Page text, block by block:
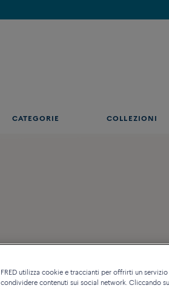
Scopri le nostre creazioni in
CATEGORIE COLLEZIONI
FRED utilizza cookie e traccianti per offrirti un
condividere contenuti sui social network. Cliccando